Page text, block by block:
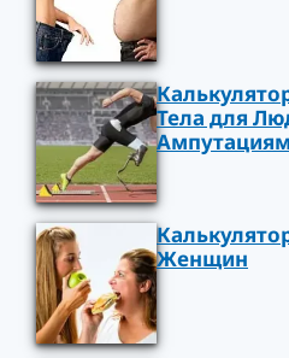
Тела для
Женщин